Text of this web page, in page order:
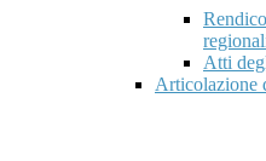
Atti
Articolazione